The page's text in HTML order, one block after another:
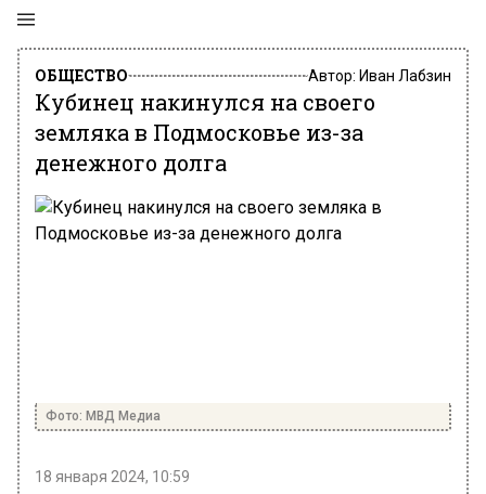
ОБЩЕСТВО Автор: Иван Лабзин
Кубинец накинулся на своего
земляка в Подмосковье из-за
денежного долга
Фото: МВД Медиа
18 января 2024, 10:59